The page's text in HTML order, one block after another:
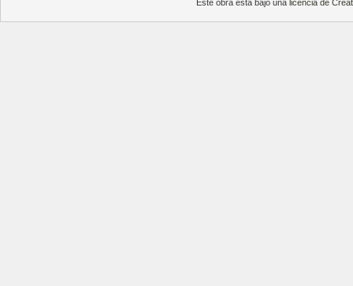
Este obra está bajo unalicencia de